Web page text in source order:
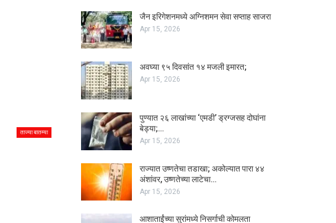
ताज्या बातम्या
जैन इरिगेशनमध्ये अग्निशमन सेवा सप्ताह साजरा
Apr 15, 2026
अवघ्या ९५ दिवसांत १४ मजली इमारत;
Apr 15, 2026
पुण्यात २६ लाखांच्या ‘एमडी’ ड्रग्जसह दोघांना
बेड्या;…
Apr 15, 2026
राज्यात उष्णतेचा तडाखा; अकोल्यात पारा ४४
अंशांवर, उष्णतेच्या लाटेचा…
Apr 15, 2026
आशाताईंच्या सुरांमध्ये निसर्गाची कोमलता